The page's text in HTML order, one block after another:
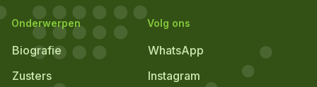
Onderwerpen
Biografie
Zusters
Volg ons
WhatsApp
Instagram